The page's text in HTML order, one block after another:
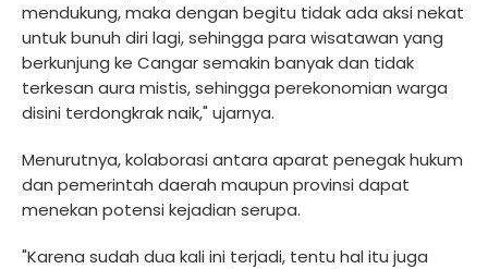
mendukung, maka dengan begitu tidak ada aksi nekat
untuk bunuh diri lagi, sehingga para wisatawan yang
berkunjung ke Cangar semakin banyak dan tidak
terkesan aura mistis, sehingga perekonomian warga
disini terdongkrak naik," ujarnya.
Menurutnya, kolaborasi antara aparat penegak hukum
dan pemerintah daerah maupun provinsi dapat
menekan potensi kejadian serupa.
"Karena sudah dua kali ini terjadi, tentu hal itu juga